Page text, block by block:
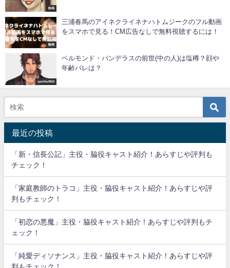
映画
動画
三浦春馬のアイネクライネナハトムジークのフル動画
をスマホで見る！CM広告なしで無料視聴するには！
syotiku9910
ベルモンド・バンデラスの前世(中の人)は塩樽？顔や
年齢バレは？
最近の投稿
「新・信長公記」主役・脇役キャスト紹介！あらすじや評判も
チェック！
「家庭教師のトラコ」主役・脇役キャスト紹介！あらすじや評
判もチェック！
「初恋の悪魔」主役・脇役キャスト紹介！あらすじや評判もチ
ェック！
「純愛ディソナンス」主役・脇役キャスト紹介！あらすじや評
判もチェック！